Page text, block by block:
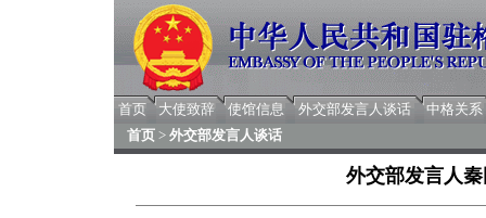
首页 大使致辞 使馆信息 外交部发言人谈话
中格关系
首页 > 外交部发言人谈话
外交部发言人